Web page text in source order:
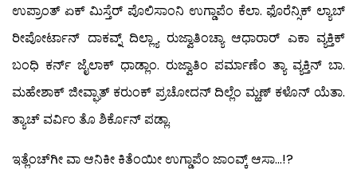
ಉಪ್ರಾಂತ್ ಏಕ್ ಮಿಸ್ತೆರ್ ಪೊಲಿಸಾಂನಿ ಉಗ್ಡಾಪೆಂ ಕೆಲಾ. ಫೊರೆನ್ಸಿಕ್ ಲ್ಯಾಬ್
ರೀಪೋರ್ಟಾನ್ ದಾಕವ್ನ್ ದಿಲ್ಲ್ಯಾ ರುಜ್ವಾತಿಂಚ್ಯಾ ಆಧಾರಾರ್ ಎಕಾ ವ್ಯಕ್ತಿಕ್
ಬಂಧಿ ಕರ್ನ್ ಜೈಲಾಕ್ ಧಾಡ್ಲಾಂ. ರುಜ್ವಾತಿಂ ಪರ್ಮಾಣೆಂ ತ್ಯಾ ವ್ಯಕ್ತಿನ್ ಬಾ.
ಮಹೇಶಾಕ್ ಜೀವ್ಘಾತ್ ಕರುಂಕ್ ಪ್ರಚೋದನ್ ದಿಲ್ಲೆಂ ಮ್ಹಣ್ ಕಳೊನ್ ಯೆತಾ.
ತ್ಯಾಚ್ ವರ್ವಿಂ ತೊ ಶಿರ್ಕೊನ್ ಪಡ್ಲಾ.
ಇತ್ಲೆಂಚ್‍ಗೀ ವಾ ಆನಿಕೀ ಕಿತೆಂಯೀ ಉಗ್ಡಾಪೆಂ ಜಾಂವ್ಕ್ ಆಸಾ…!?